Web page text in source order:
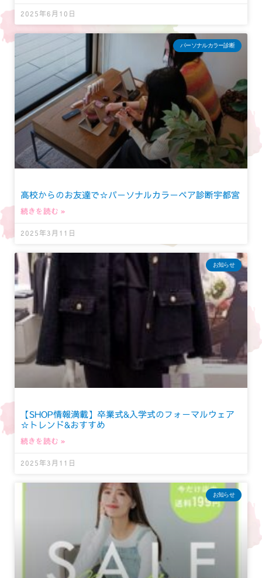
2025年6月10日
パーソナルカラー診断
高校からのお友達で☆パーソナルカラーペア診断宇都宮
続きを読む »
2025年3月11日
お知らせ
【SHOP情報満載】卒業式&入学式のフォーマルウェア
☆トレンド&おすすめ
続きを読む »
2025年3月11日
お知らせ